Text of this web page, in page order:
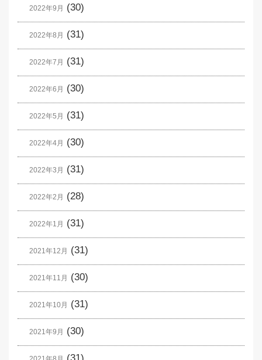
2022年9月 (30)
2022年8月 (31)
2022年7月 (31)
2022年6月 (30)
2022年5月 (31)
2022年4月 (30)
2022年3月 (31)
2022年2月 (28)
2022年1月 (31)
2021年12月 (31)
2021年11月 (30)
2021年10月 (31)
2021年9月 (30)